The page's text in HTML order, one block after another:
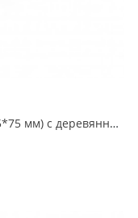
Кельма для внутренних углов (110*75*75 мм) с деревянной рукояткой